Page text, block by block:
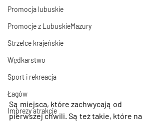
Promocja lubuskie
Promocje z LubuskieMazury
Strzelce krajeńskie
Wędkarstwo
Sport i rekreacja
Łagów
Imprezy atrakcje
Są miejsca, które zachwycają od
pierwszej chwili. Są też takie, które na